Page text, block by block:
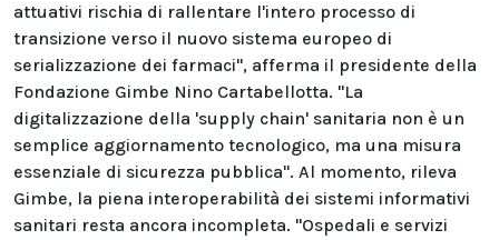
attuativi rischia di rallentare l'intero processo di
transizione verso il nuovo sistema europeo di
serializzazione dei farmaci", afferma il presidente della
Fondazione Gimbe Nino Cartabellotta. "La
digitalizzazione della 'supply chain' sanitaria non è un
semplice aggiornamento tecnologico, ma una misura
essenziale di sicurezza pubblica". Al momento, rileva
Gimbe, la piena interoperabilità dei sistemi informativi
sanitari resta ancora incompleta. "Ospedali e servizi